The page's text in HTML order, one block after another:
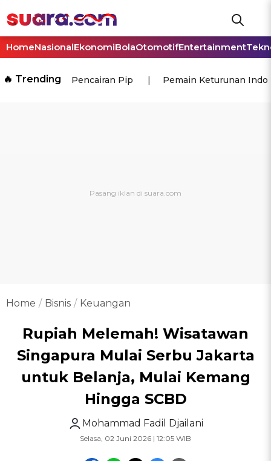
HomeNasionalEkonomiBolaOtomotifEntertainment
🔥 Trending Pencairan Pip Pemain Keturunan
Home Bisnis Keuangan
Rupiah Melemah! Wisatawan
Singapura Mulai Serbu Jakarta
untuk Belanja, Mulai Kemang
Hingga SCBD
Mohammad Fadil Djailani
Selasa, 02 Juni 2026 | 12:05 WIB